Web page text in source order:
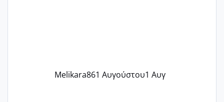
Melikara861 Αυγούστου1 Αυγ